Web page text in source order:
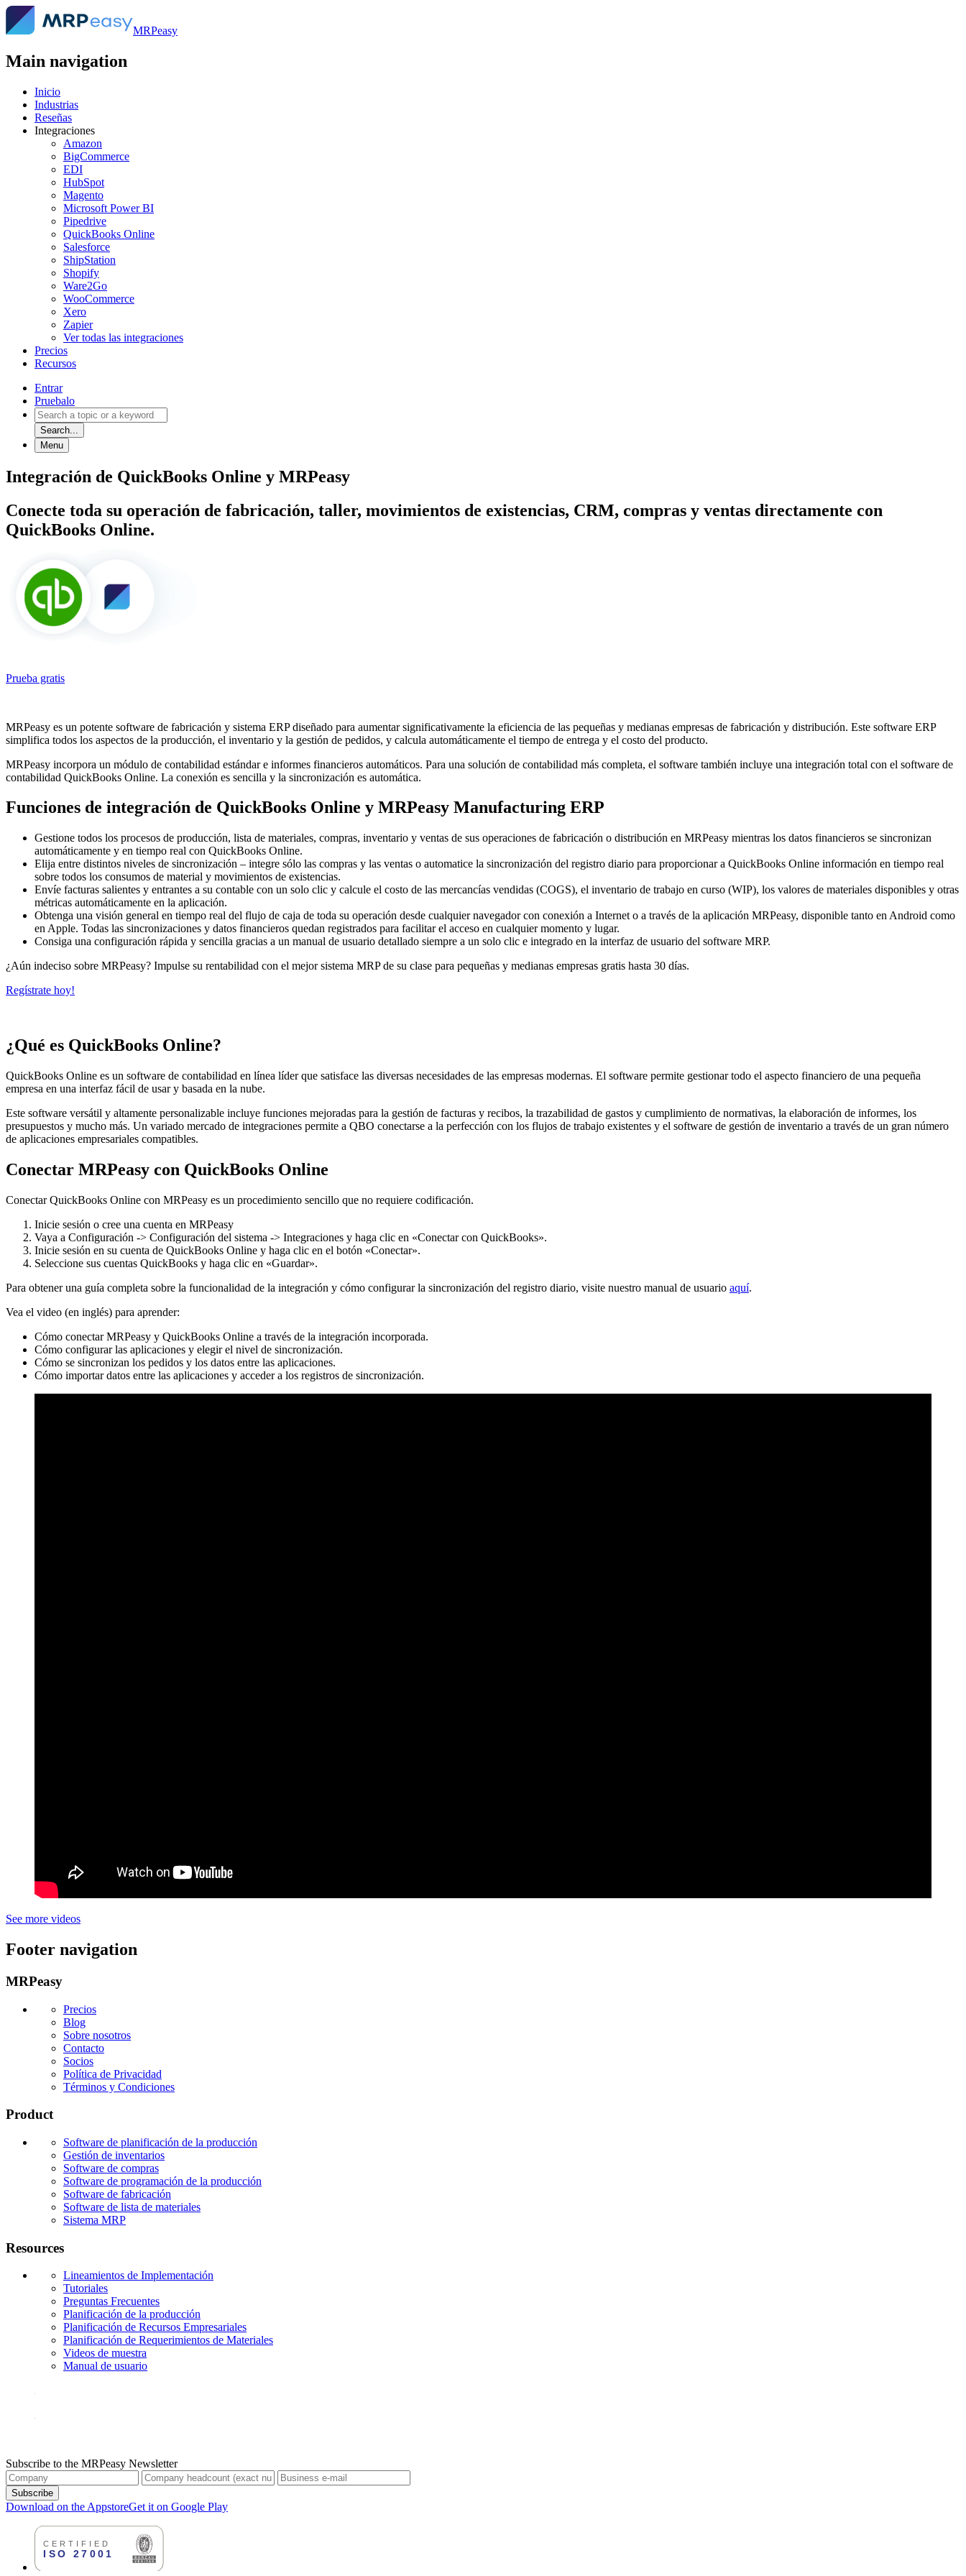
MRPeasy
Main navigation
Inicio
Industrias
Reseñas
Integraciones
Amazon
BigCommerce
EDI
HubSpot
Magento
Microsoft Power BI
Pipedrive
QuickBooks Online
Salesforce
ShipStation
Shopify
Ware2Go
WooCommerce
Xero
Zapier
Ver todas las integraciones
Precios
Recursos
Entrar
Pruebalo
Search...
Menu
Integración de QuickBooks Online y MRPeasy
Conecte toda su operación de fabricación, taller, movimientos de existencias, CRM, compras y ventas directamente con
QuickBooks Online.
Prueba gratis
MRPeasy es un potente software de fabricación y sistema ERP diseñado para aumentar significativamente la eficiencia de las pequeñas y medianas empresas de fabricación y distribución. Este software ERP
simplifica todos los aspectos de la producción, el inventario y la gestión de pedidos, y calcula automáticamente el tiempo de entrega y el costo del producto.
MRPeasy incorpora un módulo de contabilidad estándar e informes financieros automáticos. Para una solución de contabilidad más completa, el software también incluye una integración total con el software de
contabilidad QuickBooks Online. La conexión es sencilla y la sincronización es automática.
Funciones de integración de QuickBooks Online y MRPeasy Manufacturing ERP
Gestione todos los procesos de producción, lista de materiales, compras, inventario y ventas de sus operaciones de fabricación o distribución en MRPeasy mientras los datos financieros se sincronizan
automáticamente y en tiempo real con QuickBooks Online.
Elija entre distintos niveles de sincronización – integre sólo las compras y las ventas o automatice la sincronización del registro diario para proporcionar a QuickBooks Online información en tiempo real
sobre todos los consumos de material y movimientos de existencias.
Envíe facturas salientes y entrantes a su contable con un solo clic y calcule el costo de las mercancías vendidas (COGS), el inventario de trabajo en curso (WIP), los valores de materiales disponibles y otras
métricas automáticamente en la aplicación.
Obtenga una visión general en tiempo real del flujo de caja de toda su operación desde cualquier navegador con conexión a Internet o a través de la aplicación MRPeasy, disponible tanto en Android como
en Apple. Todas las sincronizaciones y datos financieros quedan registrados para facilitar el acceso en cualquier momento y lugar.
Consiga una configuración rápida y sencilla gracias a un manual de usuario detallado siempre a un solo clic e integrado en la interfaz de usuario del software MRP.
¿Aún indeciso sobre MRPeasy? Impulse su rentabilidad con el mejor sistema MRP de su clase para pequeñas y medianas empresas gratis hasta 30 días.
Regístrate hoy!
¿Qué es QuickBooks Online?
QuickBooks Online es un software de contabilidad en línea líder que satisface las diversas necesidades de las empresas modernas. El software permite gestionar todo el aspecto financiero de una pequeña
empresa en una interfaz fácil de usar y basada en la nube.
Este software versátil y altamente personalizable incluye funciones mejoradas para la gestión de facturas y recibos, la trazabilidad de gastos y cumplimiento de normativas, la elaboración de informes, los
presupuestos y mucho más. Un variado mercado de integraciones permite a QBO conectarse a la perfección con los flujos de trabajo existentes y el software de gestión de inventario a través de un gran número
de aplicaciones empresariales compatibles.
Conectar MRPeasy con QuickBooks Online
Conectar QuickBooks Online con MRPeasy es un procedimiento sencillo que no requiere codificación.
Inicie sesión o cree una cuenta en MRPeasy
Vaya a Configuración -> Configuración del sistema -> Integraciones y haga clic en «Conectar con QuickBooks».
Inicie sesión en su cuenta de QuickBooks Online y haga clic en el botón «Conectar».
Seleccione sus cuentas QuickBooks y haga clic en «Guardar».
Para obtener una guía completa sobre la funcionalidad de la integración y cómo configurar la sincronización del registro diario, visite nuestro manual de usuario aquí.
Vea el video (en inglés) para aprender:
Cómo conectar MRPeasy y QuickBooks Online a través de la integración incorporada.
Cómo configurar las aplicaciones y elegir el nivel de sincronización.
Cómo se sincronizan los pedidos y los datos entre las aplicaciones.
Cómo importar datos entre las aplicaciones y acceder a los registros de sincronización.
See more videos
Footer navigation
MRPeasy
Precios
Blog
Sobre nosotros
Contacto
Socios
Política de Privacidad
Términos y Condiciones
Product
Software de planificación de la producción
Gestión de inventarios
Software de compras
Software de programación de la producción
Software de fabricación
Software de lista de materiales
Sistema MRP
Resources
Lineamientos de Implementación
Tutoriales
Preguntas Frecuentes
Planificación de la producción
Planificación de Recursos Empresariales
Planificación de Requerimientos de Materiales
Videos de muestra
Manual de usuario
Subscribe to the MRPeasy Newsletter
Subscribe
Download on the AppstoreGet it on Google Play